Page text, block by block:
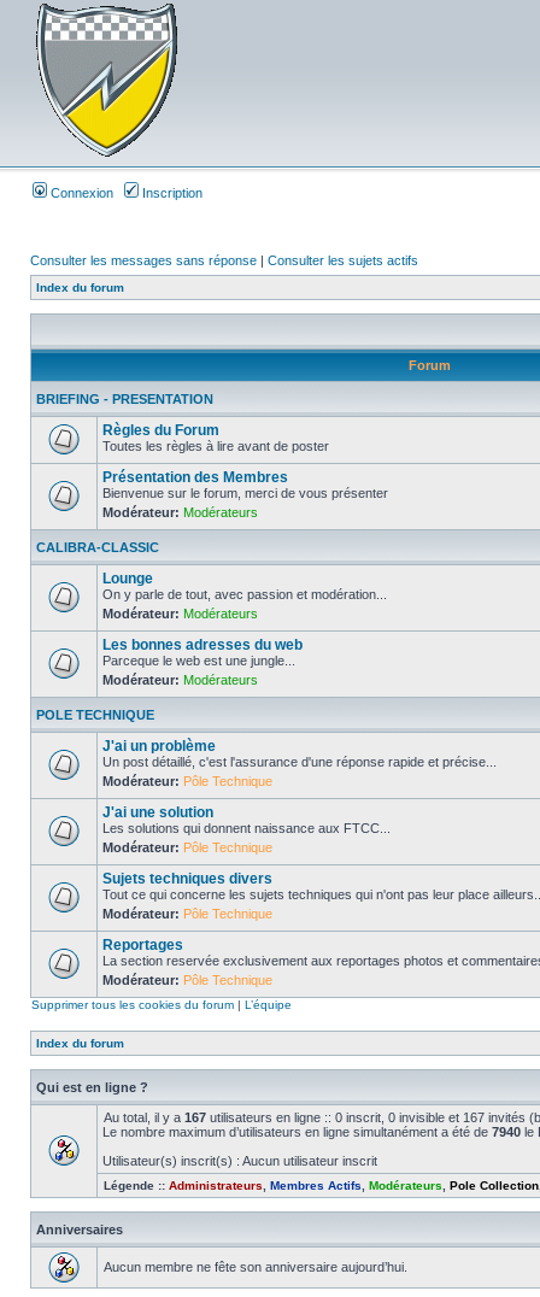
Connexion Inscription
Consulter les messages sans réponse | Consulter les sujets actifs
Index du forum
Forum
BRIEFING - PRESENTATION
Règles du Forum
Toutes les règles à lire avant de poster
Présentation des Membres
Bienvenue sur le forum, merci de vous présenter
Modérateur: Modérateurs
CALIBRA-CLASSIC
Lounge
On y parle de tout, avec passion et modération...
Modérateur: Modérateurs
Les bonnes adresses du web
Parceque le web est une jungle...
Modérateur: Modérateurs
POLE TECHNIQUE
J'ai un problème
Un post détaillé, c'est l'assurance d'une réponse rapide et précise...
Modérateur: Pôle Technique
J'ai une solution
Les solutions qui donnent naissance aux FTCC...
Modérateur: Pôle Technique
Sujets techniques divers
Tout ce qui concerne les sujets techniques qui n'ont pas leur place
Modérateur: Pôle Technique
Reportages
La section reservée exclusivement aux reportages photos et
Modérateur: Pôle Technique
Supprimer tous les cookies du forum | L’équipe
Index du forum
Qui est en ligne ?
Au total, il y a 167 utilisateurs en ligne :: 0 inscrit, 0 invisible et 167 invités
Le nombre maximum d’utilisateurs en ligne simultanément a été de 7940 le
Utilisateur(s) inscrit(s) : Aucun utilisateur inscrit
Légende :: Administrateurs Membres Actifs Modérateurs Pole Collection
Anniversaires
Aucun membre ne fête son anniversaire aujourd’hui.